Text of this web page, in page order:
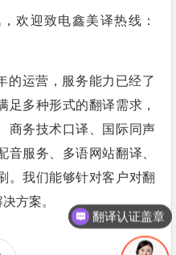
欢迎致电鑫美译热线：
的运营，服务能力已经了
足多种形式的翻译需求，
商务技术口译、国际同声
服务、多语网站翻译、
。我们能够针对客户对翻
方案。
翻译认证盖章
联系方式